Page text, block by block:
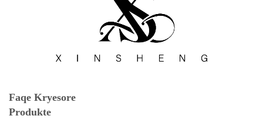
Faqe Kryesore
Produkte